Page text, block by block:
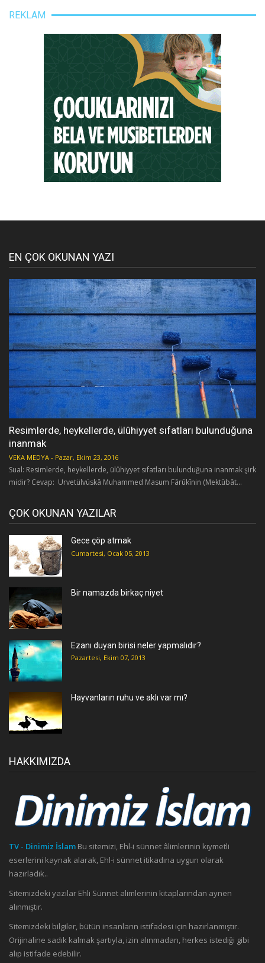
REKLAM
EN ÇOK OKUNAN YAZI
Resimlerde, heykellerde, ülûhiyyet sıfatları bulunduğuna
inanmak
VEKA MEDYA - Pazar, Ekim 23, 2016
Sual: Resimlerde, heykellerde, ülûhiyyet sıfatları bulunduğuna inanmak şirk
midir? Cevap: Urvetülvüskâ Muhammed Masum Fârûkînin (Mektûbât...
ÇOK OKUNAN YAZILAR
Gece çöp atmak
Cumartesi, Ocak 05, 2013
Bir namazda birkaç niyet
Ezanı duyan birisi neler yapmalıdır?
Pazartesi, Ekim 07, 2013
Hayvanların ruhu ve aklı var mı?
HAKKIMIZDA
TV - Dinimiz İslam Bu sitemizi, Ehl-i sünnet âlimlerinin kıymetli
eserlerini kaynak alarak, Ehl-i sünnet itikadına uygun olarak
hazırladık..
Sitemizdeki yazılar Ehli Sünnet alimlerinin kitaplarından aynen
alınmıştır.
Sitemizdeki bilgiler, bütün insanların istifadesi için hazırlanmıştır.
Orijinaline sadık kalmak şartıyla, izin alınmadan, herkes istediği gibi
alıp istifade edebilir.